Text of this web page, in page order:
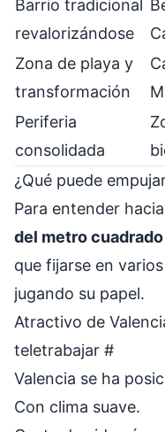
Barrio tradicional
revalorizándose
Zona de playa y
transformación
Periferia
consolidada
¿Qué puede
Para entender
del metro
que fijarse en
jugando su papel.
Atractivo de
teletrabajar #
Valencia se ha
Con clima suave.